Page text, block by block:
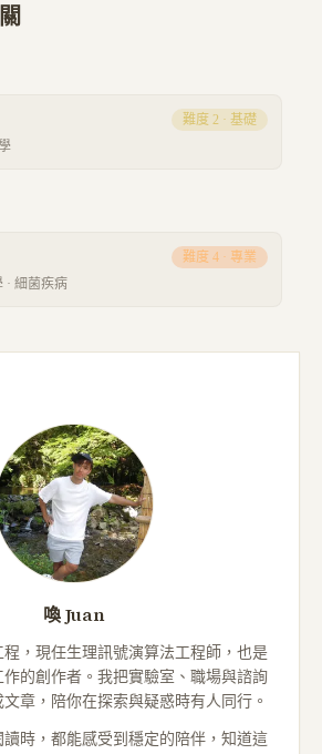
難度 2 · 基礎
· 細菌疾病
難度 4 · 專業
喚 Juan
，現任生理訊號演算法工程師，也是
的創作者。我把實驗室、職場與諮詢
章，陪你在探索與疑惑時有人同行。
時，都能感受到穩定的陪伴，知道這